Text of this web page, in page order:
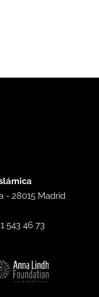
-28015 Madrid
543 46 73